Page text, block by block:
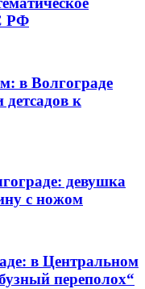
РФ
в Волгограде
к
девушка
с ножом
в Центральном
переполох“